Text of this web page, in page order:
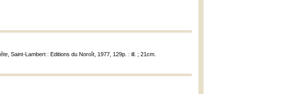
, Saint-Lambert : Editions du Noroît, 1977, 129p. : ill. ; 21cm.